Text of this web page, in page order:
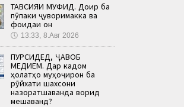
ТАВСИЯИ МУФИД. Доир ба
пӯпаки ҷуворимакка ва
фоидаи он
🕔 13:33, 8.Авг 2026
ПУРСИДЕД, ҶАВОБ
МЕДИҲЕМ. Дар кадом
ҳолатҳо муҳоҷирон ба
рӯйхати шахсони
назоратшаванда ворид
мешаванд?